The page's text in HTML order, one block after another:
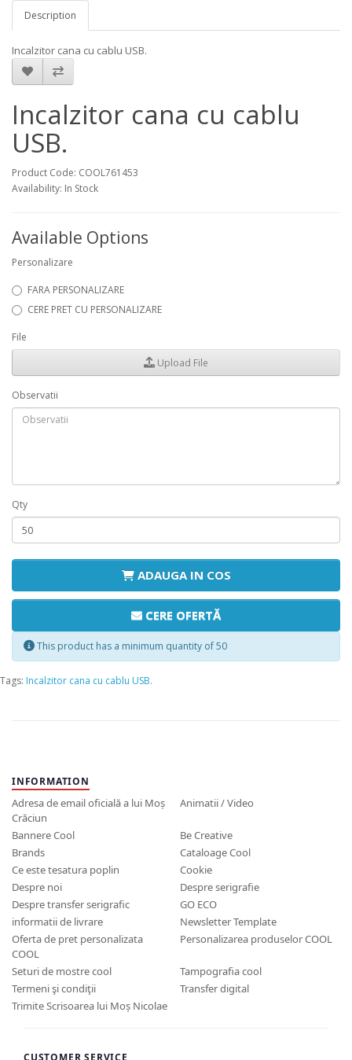
Description
Incalzitor cana cu cablu USB.
Incalzitor cana cu cablu
USB.
Product Code: COOL761453
Availability: In Stock
Available Options
Personalizare
FARA PERSONALIZARE
CERE PRET CU PERSONALIZARE
File
Upload File
Observatii
Qty
ADAUGA IN COS
CERE OFERTĂ
This product has a minimum quantity of 50
Tags: Incalzitor cana cu cablu USB.
INFORMATION
Adresa de email oficială a lui Moș
Crăciun
Animatii / Video
Bannere Cool
Be Creative
Brands
Cataloage Cool
Ce este tesatura poplin
Cookie
Despre noi
Despre serigrafie
Despre transfer serigrafic
GO ECO
informatii de livrare
Newsletter Template
Oferta de pret personalizata
COOL
Personalizarea produselor COOL
Seturi de mostre cool
Tampografia cool
Termeni şi condiţii
Transfer digital
Trimite Scrisoarea lui Moș Nicolae
CUSTOMER SERVICE